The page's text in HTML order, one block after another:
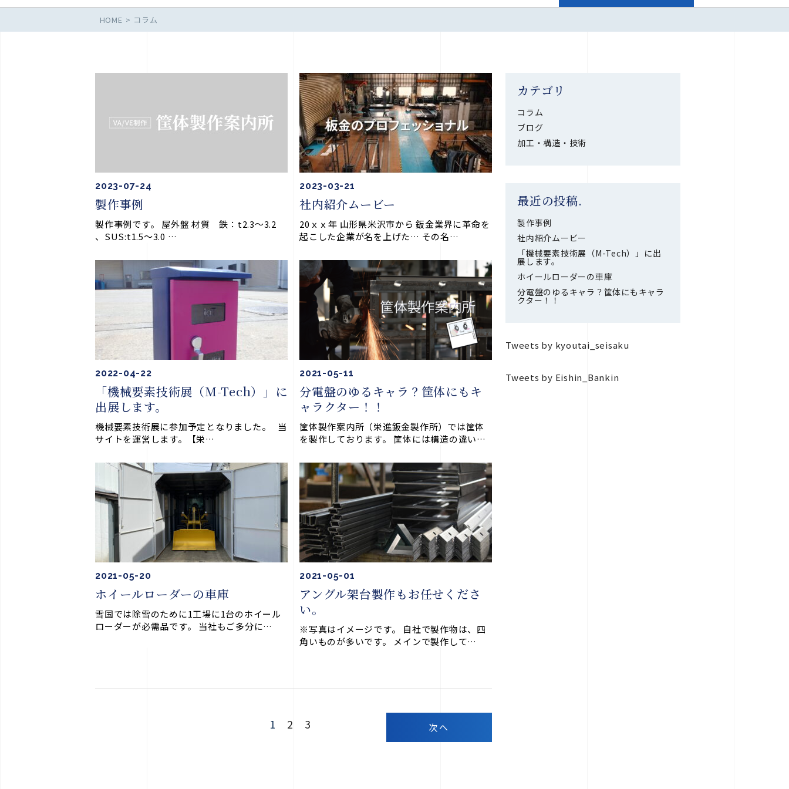
HOME コラム
2023-07-24
製作事例
製作事例です。 屋外盤 材質 鉄：t2.3～3.2
、SUS:t1.5～3.0 …
2023-03-21
社内紹介ムービー
20ｘｘ年 山形県米沢市から 鈑金業界に革命を
起こした企業が名を上げた… その名…
2022-04-22
「機械要素技術展（M-Tech）」に
出展します。
機械要素技術展に参加予定となりました。 当
サイトを運営します。【栄…
2021-05-11
分電盤のゆるキャラ？筐体にもキ
ャラクター！！
筐体製作案内所（栄進鈑金製作所）では筐体
を製作しております。 筐体には構造の違い…
2021-05-20
ホイールローダーの車庫
雪国では除雪のために1工場に1台のホイール
ローダーが必需品です。 当社もご多分に…
2021-05-01
アングル架台製作もお任せくださ
い。
※写真はイメージです。 自社で製作物は、四
角いものが多いです。 メインで製作して…
1 2 3 次へ
カテゴリ
コラム
ブログ
加工・構造・技術
最近の投稿.
製作事例
社内紹介ムービー
「機械要素技術展（M-Tech）」に出
展します。
ホイールローダーの車庫
分電盤のゆるキャラ？筐体にもキャラ
クター！！
Tweets by kyoutai_seisaku
Tweets by Eishin_Bankin